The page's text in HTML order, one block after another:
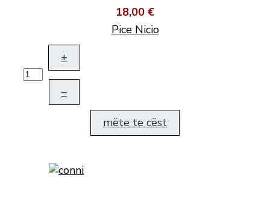
18,00 €
Pice Nicio
+
–
mëte te cëst